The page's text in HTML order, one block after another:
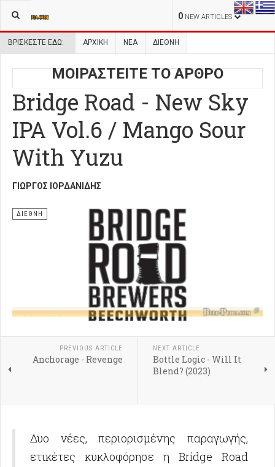
0 NEW ARTICLES
ΒΡΊΣΚΕΣΤΕ ΕΔΏ: ΑΡΧΙΚΉ ΝΕΑ ΔΙΕΘΝΗ
ΜΟΙΡΑΣΤΕΙΤΕ ΤΟ ΑΡΘΡΟ
Bridge Road - New Sky
IPA Vol.6 / Mango Sour
With Yuzu
ΓΙΏΡΓΟΣ ΙΟΡΔΑΝΊΔΗΣ
ΔΙΕΘΝΗ
PREVIOUS ARTICLE
Anchorage - Revenge
NEXT ARTICLE
Bottle Logic - Will It
Blend? (2023)
Δυο νέες, περιορισμένης παραγωγής,
ετικέτες κυκλοφόρησε η Bridge Road